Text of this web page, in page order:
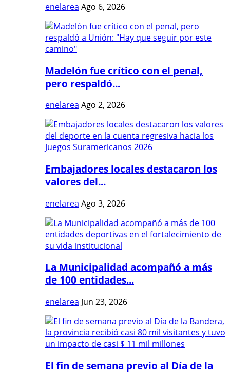
enelarea Ago 6, 2026
Madelón fue crítico con el penal,
pero respaldó...
enelarea Ago 2, 2026
Embajadores locales destacaron los
valores del...
enelarea Ago 3, 2026
La Municipalidad acompañó a más
de 100 entidades...
enelarea Jun 23, 2026
El fin de semana previo al Día de la